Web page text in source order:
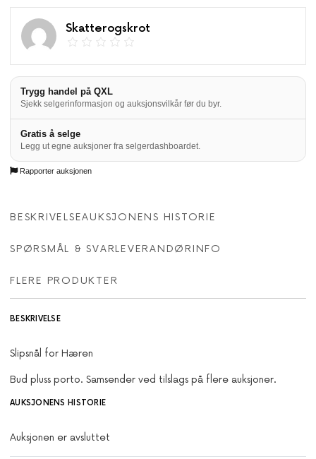
Skatterogskrot
Trygg handel på QXL
Sjekk selgerinformasjon og auksjonsvilkår før du byr.
Gratis å selge
Legg ut egne auksjoner fra selgerdashboardet.
Rapporter auksjonen
BESKRIVELSEAUKSJONENS HISTORIE
SPØRSMÅL & SVARLEVERANDØRINFO
FLERE PRODUKTER
BESKRIVELSE
Slipsnål for Hæren
Bud pluss porto. Samsender ved tilslags på flere auksjoner.
AUKSJONENS HISTORIE
Auksjonen er avsluttet